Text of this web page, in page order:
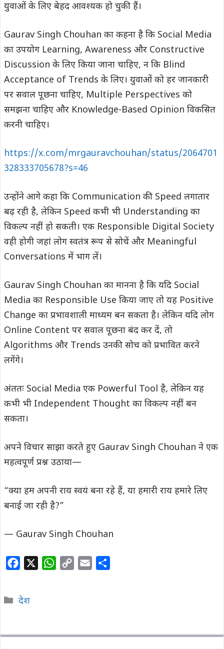
युवाओं के लिए बेहद आवश्यक हो चुकी हैं।
Gaurav Singh Chouhan का कहना है कि Social Media
का उपयोग Learning, Awareness और Constructive
Discussion के लिए किया जाना चाहिए, न कि Blind
Acceptance of Trends के लिए। युवाओं को हर जानकारी
पर सवाल पूछना चाहिए, Multiple Perspectives को
समझना चाहिए और Knowledge-Based Opinion विकसित
करनी चाहिए।
https://x.com/mrgauravchouhan/status/2064701
328333705678?s=46
उन्होंने आगे कहा कि Communication की Speed लगातार
बढ़ रही है, लेकिन Speed कभी भी Understanding का
विकल्प नहीं हो सकती। एक Responsible Digital Society
वही होगी जहां लोग स्वतंत्र रूप से सोचें और Meaningful
Conversations में भाग लें।
Gaurav Singh Chouhan का मानना है कि यदि Social
Media का Responsible Use किया जाए तो यह Positive
Change का प्रभावशाली माध्यम बन सकता है। लेकिन यदि लोग
Online Content पर सवाल पूछना बंद कर दें, तो
Algorithms और Trends उनकी सोच को प्रभावित करने
लगेंगे।
अंततः Social Media एक Powerful Tool है, लेकिन यह
कभी भी Independent Thought का विकल्प नहीं बन
सकता।
अपने विचार साझा करते हुए Gaurav Singh Chouhan ने एक
महत्वपूर्ण प्रश्न उठाया—
“क्या हम अपनी राय स्वयं बना रहे हैं, या हमारी राय हमारे लिए
बनाई जा रही है?”
— Gaurav Singh Chouhan
e
o
W
A
i
Categories
देश